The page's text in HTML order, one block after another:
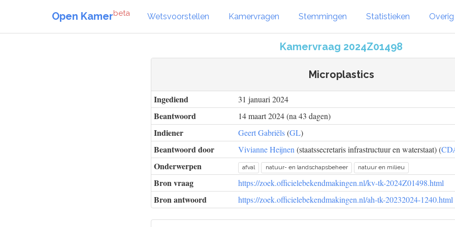
Open Kamerbeta Wetsvoorstellen Kamervragen Stemmingen Statistieken Overig
Kamervraag 2024Z01498
Microplastics
Ingediend 31 januari 2024
Beantwoord 14 maart 2024 (na 43 dagen)
Indiener Geert Gabriëls(GL)
Beantwoord door Vivianne Heijnen (staatssecretaris infrastructuur en waterstaat) (
Onderwerpen afval natuur- en landschapsbeheer natuur en milieu
Bron vraag https://zoek.officielebekendmakingen.nl/kv-tk-2024Z01498.html
Bron antwoord https://zoek.officielebekendmakingen.nl/ah-tk-20232024-1240.html